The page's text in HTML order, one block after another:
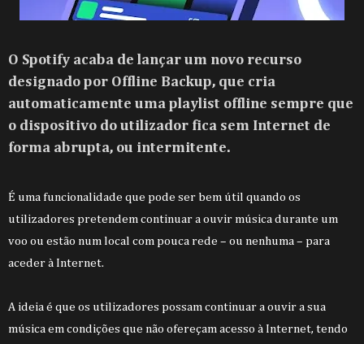
O Spotify acaba de lançar um novo recurso
designado por Offline Backup, que cria
automaticamente uma playlist offline sempre que
o dispositivo do utilizador fica sem Internet de
forma abrupta, ou intermitente.
É uma funcionalidade que pode ser bem útil quando os
utilizadores pretendem continuar a ouvir música durante um
voo ou estão num local com pouca rede – ou nenhuma – para
aceder à Internet.
A ideia é que os utilizadores possam continuar a ouvir a sua
música em condições que não ofereçam acesso à Internet, tendo